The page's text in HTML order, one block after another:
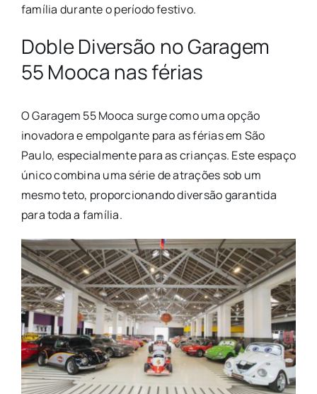
família durante o período festivo.
Doble Diversão no Garagem
55 Mooca nas férias
O Garagem 55 Mooca surge como uma opção
inovadora e empolgante para as férias em São
Paulo, especialmente para as crianças. Este espaço
único combina uma série de atrações sob um
mesmo teto, proporcionando diversão garantida
para toda a família.